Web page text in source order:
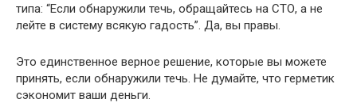
типа: “Если обнаружили течь, обращайтесь на СТО, а не
лейте в систему всякую гадость”. Да, вы правы.
Это единственное верное решение, которые вы можете
принять, если обнаружили течь. Не думайте, что герметик
сэкономит ваши деньги.